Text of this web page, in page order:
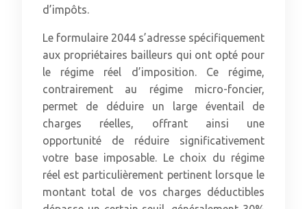
d’impôts.
Le formulaire 2044 s’adresse spécifiquement
aux propriétaires bailleurs qui ont opté pour
le régime réel d’imposition. Ce régime,
contrairement au régime micro-foncier,
permet de déduire un large éventail de
charges réelles, offrant ainsi une
opportunité de réduire significativement
votre base imposable. Le choix du régime
réel est particulièrement pertinent lorsque le
montant total de vos charges déductibles